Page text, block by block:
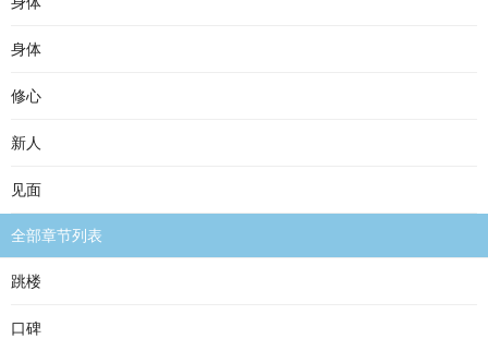
身体
修心
新人
见面
全部章节列表
跳楼
口碑